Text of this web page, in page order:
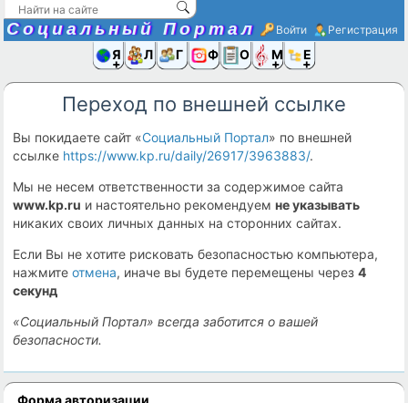
Социальный Портал Войти Регистрация
Я иЛюди
Группы
Фото Ещё
Переход по внешней ссылке
Вы покидаете сайт «Социальный Портал» по внешней
ссылке https://www.kp.ru/daily/26917/3963883/.
Мы не несем ответственности за содержимое сайта
www.kp.ru и настоятельно рекомендуемне указывать
никаких своих личных данных на сторонних сайтах.
Если Вы не хотите рисковать безопасностью компьютера,
нажмитеотмена, иначе вы будете перемещены через4
секунд
«Социальный Портал» всегда заботится о вашей
безопасности.
Форма авторизации